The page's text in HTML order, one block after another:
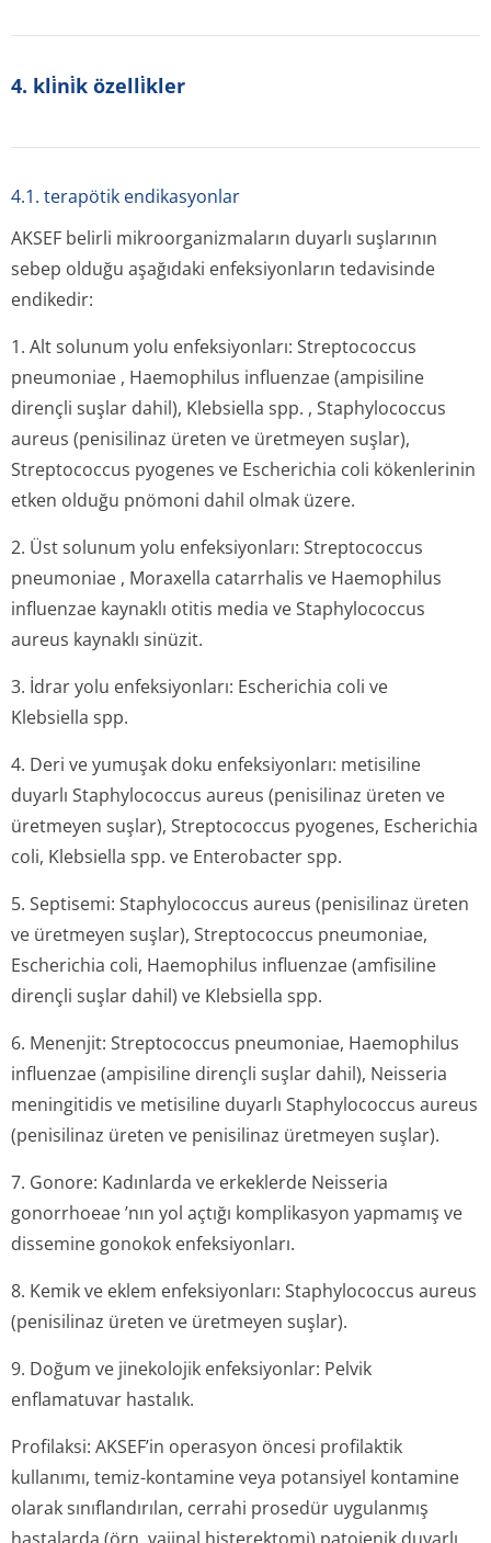
4. kli̇ni̇k özelli̇kler
4.1. terapötik endikasyonlar
AKSEF belirli mikroorganizmaların duyarlı suşlarının
sebep olduğu aşağıdaki enfeksiyonların tedavisinde
endikedir:
1. Alt solunum yolu enfeksiyonları: Streptococcus
pneumoniae , Haemophilus influenzae(ampisiline
dirençli suşlar dahil), Klebsiella spp. , Staphylococcus
aureus (penisilinaz üreten ve üretmeyen suşlar),
Streptococcus pyogenes ve Escherichia coli kökenlerinin
etken olduğu pnömoni dahil olmak üzere.
2. Üst solunum yolu enfeksiyonları: Streptococcus
pneumoniae , Moraxella catarrhalis ve Haemophilus
influenzae kaynaklı otitis media veStaphylococcus
aureus kaynaklı sinüzit.
3. İdrar yolu enfeksiyonları: Escherichia coli ve
Klebsiella spp.
4. Deri ve yumuşak doku enfeksiyonları: metisiline
duyarlı Staphylococcus aureus (penisilinaz üreten ve
üretmeyen suşlar), Streptococcus pyogenes, Escherichia
coli, Klebsiella spp. ve Enterobacter spp.
5. Septisemi: Staphylococcus aureus (penisilinaz üreten
ve üretmeyen suşlar), Streptococcus pneumoniae,
Escherichia coli, Haemophilus influenzae(amfisiline
dirençli suşlar dahil) ve Klebsiella spp.
6. Menenjit: Streptococcus pneumoniae, Haemophilus
influenzae(ampisiline dirençli suşlar dahil), Neisseria
meningitidis ve metisiline duyarlı Staphylococcus aureus
(penisilinaz üreten ve penisilinaz üretmeyen suşlar).
7. Gonore: Kadınlarda ve erkeklerde Neisseria
gonorrhoeae’nın yol açtığı komplikasyon yapmamış ve
dissemine gonokok enfeksiyonları.
8. Kemik ve eklem enfeksiyonları: Staphylococcus aureus
(penisilinaz üreten ve üretmeyen suşlar).
9. Doğum ve jinekolojik enfeksiyonlar: Pelvik
enflamatuvar hastalık.
Profilaksi: AKSEF’in operasyon öncesi profilaktik
kullanımı, temiz-kontamine veya potansiyel kontamine
olarak sınıflandırılan, cerrahi prosedür uygulanmış